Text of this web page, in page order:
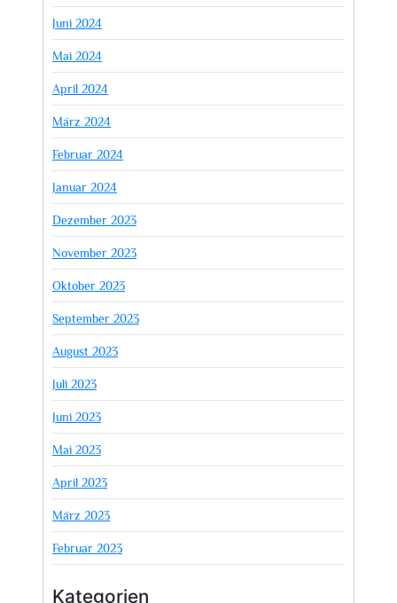
Juni 2024
Mai 2024
April 2024
März 2024
Februar 2024
Januar 2024
Dezember 2023
November 2023
Oktober 2023
September 2023
August 2023
Juli 2023
Juni 2023
Mai 2023
April 2023
März 2023
Februar 2023
Kategorien